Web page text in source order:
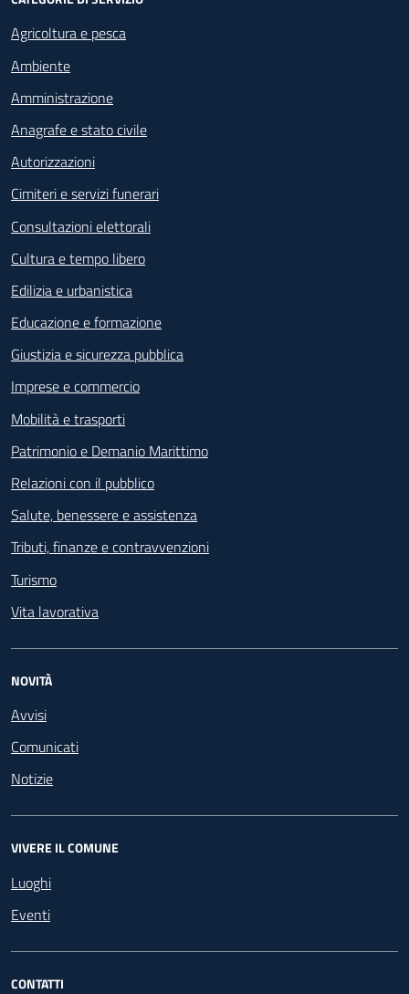
Agricoltura e pesca
Ambiente
Amministrazione
Anagrafe e stato civile
Autorizzazioni
Cimiteri e servizi funerari
Consultazioni elettorali
Cultura e tempo libero
Edilizia e urbanistica
Educazione e formazione
Giustizia e sicurezza pubblica
Imprese e commercio
Mobilità e trasporti
Patrimonio e Demanio Marittimo
Relazioni con il pubblico
Salute, benessere e assistenza
Tributi, finanze e contravvenzioni
Turismo
Vita lavorativa
NOVITÀ
Avvisi
Comunicati
Notizie
VIVERE IL COMUNE
Luoghi
Eventi
CONTATTI